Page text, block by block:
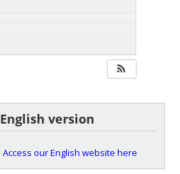
English version
Access our English website here